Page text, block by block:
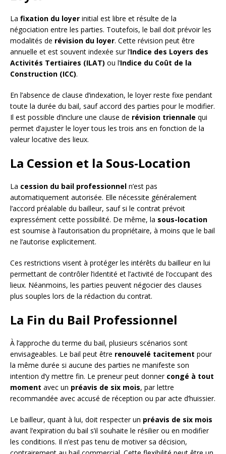
La fixation du loyer initial est libre et résulte de la
négociation entre les parties. Toutefois, le bail doit prévoir les
modalités de révision du loyer. Cette révision peut être
annuelle et est souvent indexée sur l’Indice des Loyers des
Activités Tertiaires (ILAT) ou l’Indice du Coût de la
Construction (ICC).
En l’absence de clause d’indexation, le loyer reste fixe pendant
toute la durée du bail, sauf accord des parties pour le modifier.
Il est possible d’inclure une clause de révision triennale qui
permet d’ajuster le loyer tous les trois ans en fonction de la
valeur locative des lieux.
La Cession et la Sous-Location
La cession du bail professionnel n’est pas
automatiquement autorisée. Elle nécessite généralement
l’accord préalable du bailleur, sauf si le contrat prévoit
expressément cette possibilité. De même, la sous-location
est soumise à l’autorisation du propriétaire, à moins que le bail
ne l’autorise explicitement.
Ces restrictions visent à protéger les intérêts du bailleur en lui
permettant de contrôler l’identité et l’activité de l’occupant des
lieux. Néanmoins, les parties peuvent négocier des clauses
plus souples lors de la rédaction du contrat.
La Fin du Bail Professionnel
À l’approche du terme du bail, plusieurs scénarios sont
envisageables. Le bail peut être renouvelé tacitement pour
la même durée si aucune des parties ne manifeste son
intention d’y mettre fin. Le preneur peut donner congé à tout
moment avec un préavis de six mois, par lettre
recommandée avec accusé de réception ou par acte d’huissier.
Le bailleur, quant à lui, doit respecter un préavis de six mois
avant l’expiration du bail s’il souhaite le résilier ou en modifier
les conditions. Il n’est pas tenu de motiver sa décision,